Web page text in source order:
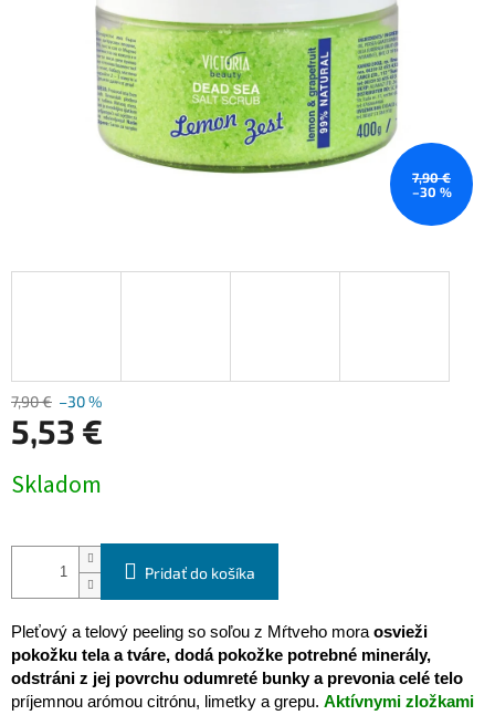
7,90 €
–30 %
7,90 € –30 %
5,53 €
cena:
Skladom
Pridať do košíka
Pleťový a telový peeling so soľou z Mŕtveho moraosvieži
pokožku tela a tváre, dodá pokožke potrebné minerály,
odstráni z jej povrchu odumreté bunky a prevonia celé telo
príjemnou arómou citrónu, limetky a grepu. Aktívnymi zložkami